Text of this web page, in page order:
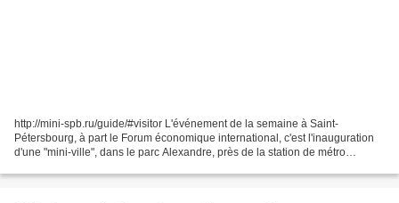
http://mini-spb.ru/guide/#visitor L'événement de la semaine à Saint-
Pétersbourg, à part le Forum économique international, c'est l'inauguration
d'une "mini-ville", dans le parc Alexandre, près de la station de métro